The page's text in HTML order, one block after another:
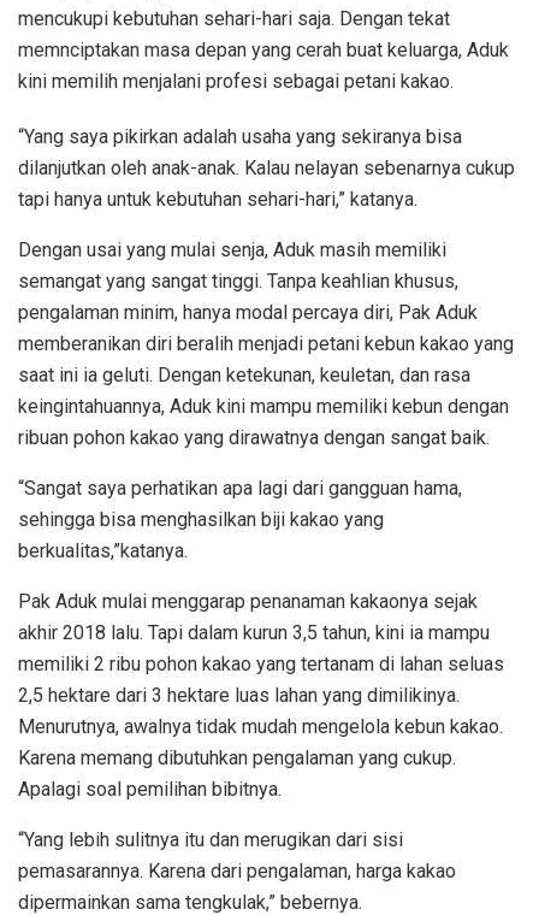
mencukupi kebutuhan sehari-hari saja. Dengan tekat
memnciptakan masa depan yang cerah buat keluarga, Aduk
kini memilih menjalani profesi sebagai petani kakao.
“Yang saya pikirkan adalah usaha yang sekiranya bisa
dilanjutkan oleh anak-anak. Kalau nelayan sebenarnya cukup
tapi hanya untuk kebutuhan sehari-hari,” katanya.
Dengan usai yang mulai senja, Aduk masih memiliki
semangat yang sangat tinggi. Tanpa keahlian khusus,
pengalaman minim, hanya modal percaya diri, Pak Aduk
memberanikan diri beralih menjadi petani kebun kakao yang
saat ini ia geluti. Dengan ketekunan, keuletan, dan rasa
keingintahuannya, Aduk kini mampu memiliki kebun dengan
ribuan pohon kakao yang dirawatnya dengan sangat baik.
“Sangat saya perhatikan apa lagi dari gangguan hama,
sehingga bisa menghasilkan biji kakao yang
berkualitas,”katanya.
Pak Aduk mulai menggarap penanaman kakaonya sejak
akhir 2018 lalu. Tapi dalam kurun 3,5 tahun, kini ia mampu
memiliki 2 ribu pohon kakao yang tertanam di lahan seluas
2,5 hektare dari 3 hektare luas lahan yang dimilikinya.
Menurutnya, awalnya tidak mudah mengelola kebun kakao.
Karena memang dibutuhkan pengalaman yang cukup.
Apalagi soal pemilihan bibitnya.
“Yang lebih sulitnya itu dan merugikan dari sisi
pemasarannya. Karena dari pengalaman, harga kakao
dipermainkan sama tengkulak,” bebernya.